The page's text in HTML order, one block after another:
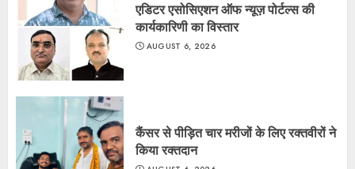
एडिटर एसोसिएशन ऑफ न्यूज़ पोर्टल्स की
कार्यकारिणी का विस्तार
AUGUST 6, 2026
कैंसर से पीड़ित चार मरीजों के लिए रक्तवीरों ने
किया रक्तदान